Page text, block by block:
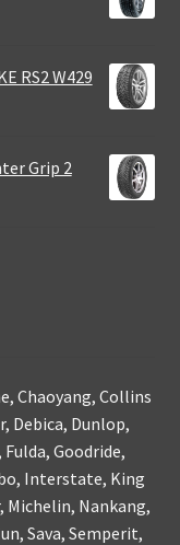
RS2 W429
Grip 2
Chaoyang, Collins
Debica, Dunlop,
Goodride,
Interstate, King
Michelin, Nankang,
Sava, Semperit,